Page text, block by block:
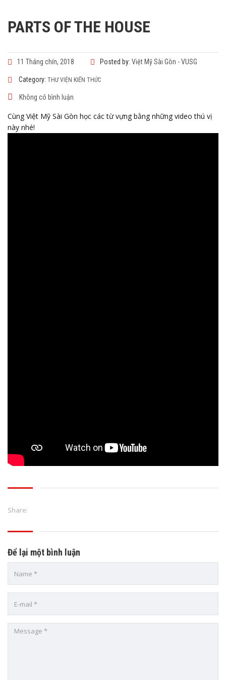
PARTS OF THE HOUSE
11 Tháng chín, 2018 Posted by: Việt Mỹ Sài Gòn - VUSG
Category: THƯ VIỆN KIẾN THỨC
Không có bình luận
Cùng Việt Mỹ Sài Gòn học các từ vựng bằng những video thú vị
này nhé!
Share:
Để lại một bình luận